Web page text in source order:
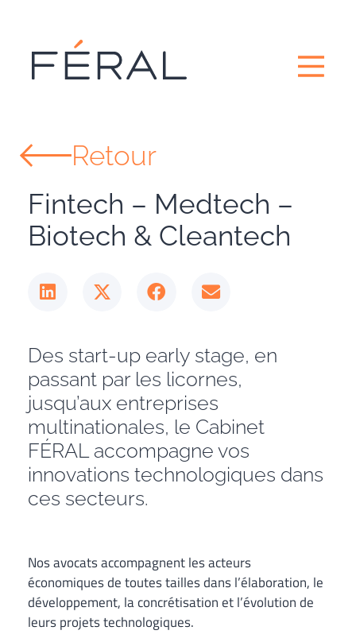
Retour
Fintech – Medtech –
Biotech & Cleantech
Des start-up early stage, en
passant par les licornes,
jusqu’aux entreprises
multinationales, le Cabinet
FÉRAL accompagne vos
innovations technologiques dans
ces secteurs.
Nos avocats accompagnent les acteurs
économiques de toutes tailles dans l’élaboration, le
développement, la concrétisation et l’évolution de
leurs projets technologiques.